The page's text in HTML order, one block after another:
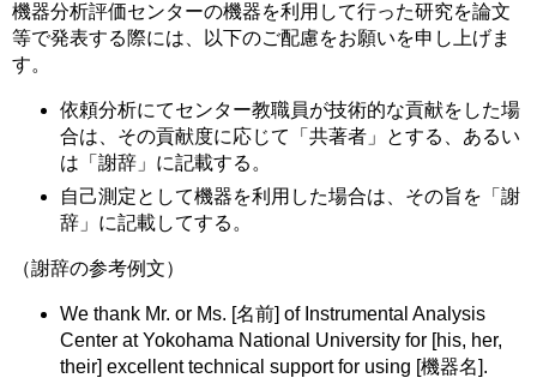
機器分析評価センターの機器を利用して行った研究を論文
等で発表する際には、以下のご配慮をお願いを申し上げま
す。
依頼分析にてセンター教職員が技術的な貢献をした場
合は、その貢献度に応じて「共著者」とする、あるい
は「謝辞」に記載する。
自己測定として機器を利用した場合は、その旨を「謝
辞」に記載してする。
（謝辞の参考例文）
We thank Mr. or Ms. [名前] of Instrumental Analysis
Center at Yokohama National University for [his, her,
their] excellent technical support for using [機器名].